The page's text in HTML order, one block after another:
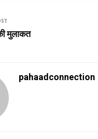
मुलाकत
pahaadconnection